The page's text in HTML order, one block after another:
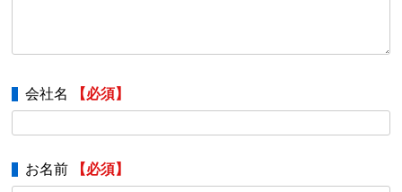
会社名 【必須】
お名前 【必須】